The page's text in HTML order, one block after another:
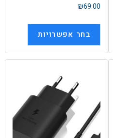
₪69.00
בחר אפשרויות